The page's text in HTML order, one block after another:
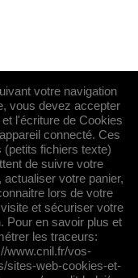
votre navigation
vous devez accepter
et l'écriture de Cookies
connecté. Ces
(petits fichiers texte)
de suivre votre
actualiser votre panier,
lors de votre
et sécuriser votre
Pour en savoir plus et
les traceurs:
www.cnil.fr/vos-
sites-web-cookies-et-